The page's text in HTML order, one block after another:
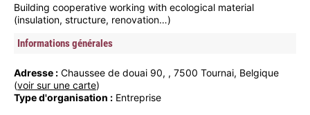
Building cooperative working with ecological material
(insulation, structure, renovation…)
Informations générales
Adresse : Chaussee de douai 90, , 7500 Tournai, Belgique
(voir sur une carte)
Type d'organisation : Entreprise